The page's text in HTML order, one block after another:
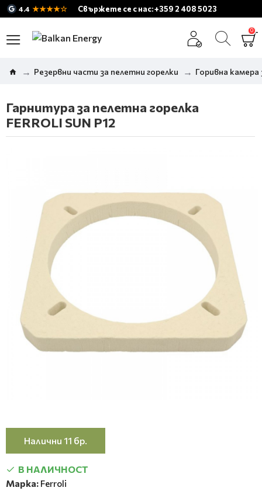
4.4 ★★★★☆ Свържете се с нас: +359 2 408 5023
0
Резервни части за пелетни горелки Горивна камера
Гарнитура за пелетна горелка
FERROLI SUN P12
Налични 11 бр.
В НАЛИЧНОСТ
Марка: Ferroli